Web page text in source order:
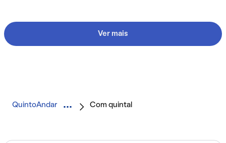
Ver mais
QuintoAndar Com quintal